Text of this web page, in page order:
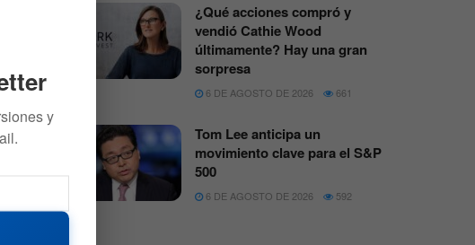
¿Qué acciones compró y
vendió Cathie Wood
últimamente? Hay una gran
sorpresa
6 DE AGOSTO DE 2026 661
Tom Lee anticipa un
movimiento clave para el S&P
500
6 DE AGOSTO DE 2026 592
y